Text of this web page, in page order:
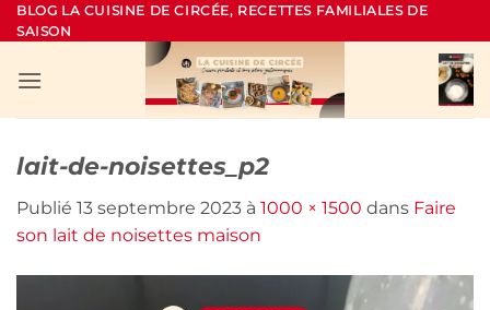
Passer
au
BLOG LA CUISINE DE CIRCÉE, RECETTES FAMILIALES DE
SAISON
lait-de-noisettes_p2
Publié 13 septembre 2023 à 1000 × 1500 dans Faire
son lait de noisettes maison